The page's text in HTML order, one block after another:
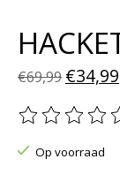
€69,99 €34,99
De
Op voorraad